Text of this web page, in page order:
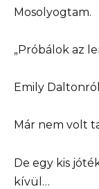
Mosolyogtam.
„Próbálok az
Emily
Már nem volt
De egy kis
kívül…